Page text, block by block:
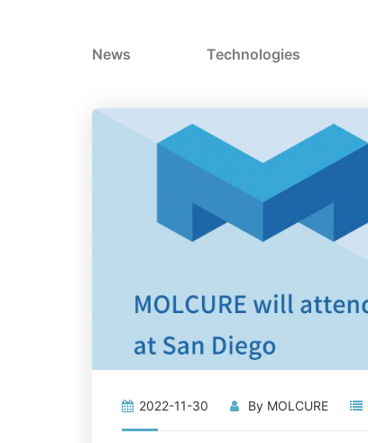
News Technologies
2022-11-30 By MOLCURE